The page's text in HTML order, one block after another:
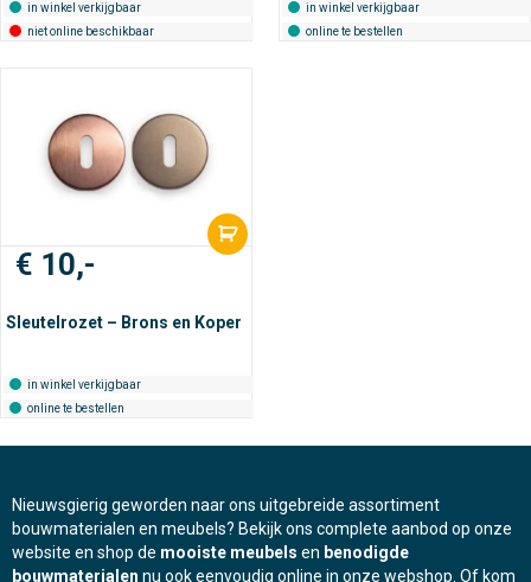
in winkel verkijgbaar
niet online beschikbaar
in winkel verkijgbaar
online te bestellen
€ 10,-
Sleutelrozet – Brons en Koper
in winkel verkijgbaar
online te bestellen
Nieuwsgierig geworden naar ons uitgebreide assortiment
bouwmaterialen en meubels? Bekijk ons complete aanbod op onze
website en shop de mooiste meubels en benodigde
bouwmaterialen nu ook eenvoudig online in onze webshop. Of kom